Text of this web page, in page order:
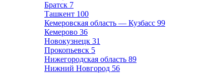
Братск 7
Ташкент 100
Кемеровская область — Кузбасс 99
Кемерово 36
Новокузнецк 31
Прокопьевск 5
Нижегородская область 89
Нижний Новгород 56